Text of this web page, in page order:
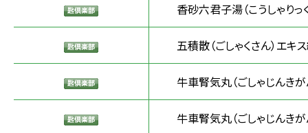
香砂六君子湯（こうしゃりっ
五積散（ごしゃくさん）エキ
牛車腎気丸（ごしゃじんきが
牛車腎気丸（ごしゃじんきが